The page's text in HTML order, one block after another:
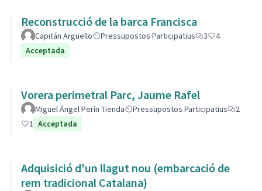
Reconstrucció de la barca Francisca
Capitán Argüello Pressupostos Participatius 3
4
Acceptada
Vorera perimetral Parc, Jaume Rafel
Miguel Ángel Perín Tienda Pressupostos Participatius
2
1 Acceptada
Adquisició d'un llagut nou (embarcació de
rem tradicional Catalana)